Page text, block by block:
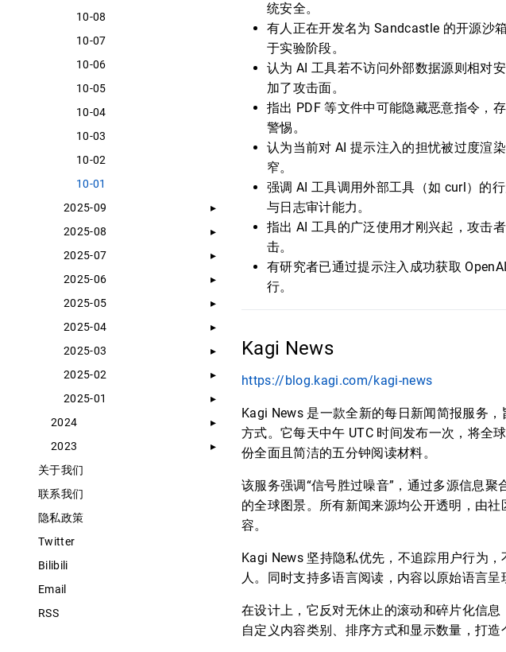
10-08
10-07
10-06
10-05
10-04
10-03
10-02
10-01
2025-09
2025-08
2025-07
2025-06
2025-05
2025-04
2025-03
2025-02
2025-01
2024
2023
关于我们
联系我们
隐私政策
Twitter
Bilibili
Email
RSS
统安全。
有人正在开发名为 Sandcastle 的开源沙
于实验阶段。
认为 AI 工具若不访问外部数据源则相对
加了攻击面。
指出 PDF 等文件中可能隐藏恶意指令，
警惕。
认为当前对 AI 提示注入的担忧被过度渲
窄。
强调 AI 工具调用外部工具（如 curl）的
与日志审计能力。
指出 AI 工具的广泛使用才刚兴起，攻击
击。
有研究者已通过提示注入成功获取
行。
Kagi News
https://blog.kagi.com/kagi-news
Kagi News 是一款全新的每日新闻简报服务
方式。它每天中午 UTC 时间发布一次，将全
份全面且简洁的五分钟阅读材料。
该服务强调“信号胜过噪音”，通过多源信息
的全球图景。所有新闻来源均公开透明，由
容。
Kagi News 坚持隐私优先，不追踪用户行为
人。同时支持多语言阅读，内容以原始语言
在设计上，它反对无休止的滚动和碎片化信
自定义内容类别、排序方式和显示数量，打造